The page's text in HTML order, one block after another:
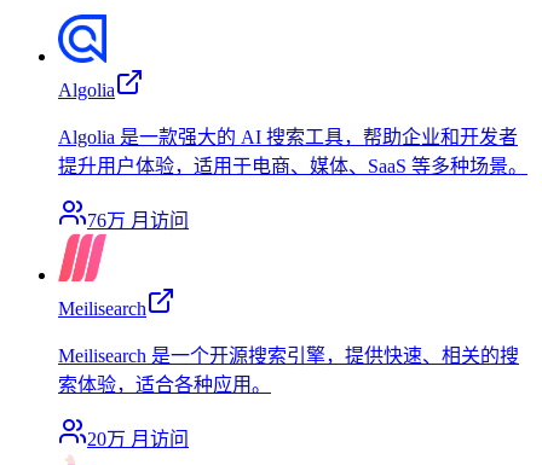
Algolia
Algolia 是一款强大的 AI 搜索工具，帮助企业和开发者
提升用户体验，适用于电商、媒体、SaaS 等多种场景。
76万 月访问
Meilisearch
Meilisearch 是一个开源搜索引擎，提供快速、相关的搜
索体验，适合各种应用。
20万 月访问